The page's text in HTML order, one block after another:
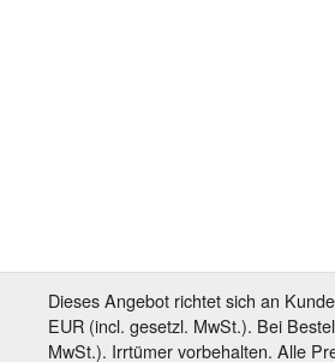
Dieses Angebot richtet sich an
EUR (incl. gesetzl. MwSt.). Bei
MwSt.). Irrtümer vorbehalten. Alle